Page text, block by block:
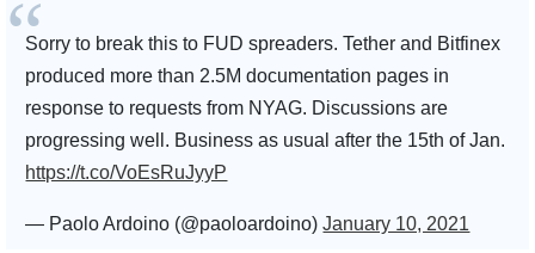
Sorry to break this to FUD spreaders. Tether and Bitfinex
produced more than 2.5M documentation pages in
response to requests from NYAG. Discussions are
progressing well. Business as usual after the 15th of Jan.
https://t.co/VoEsRuJyyP
— Paolo Ardoino (@paoloardoino)January 10, 2021